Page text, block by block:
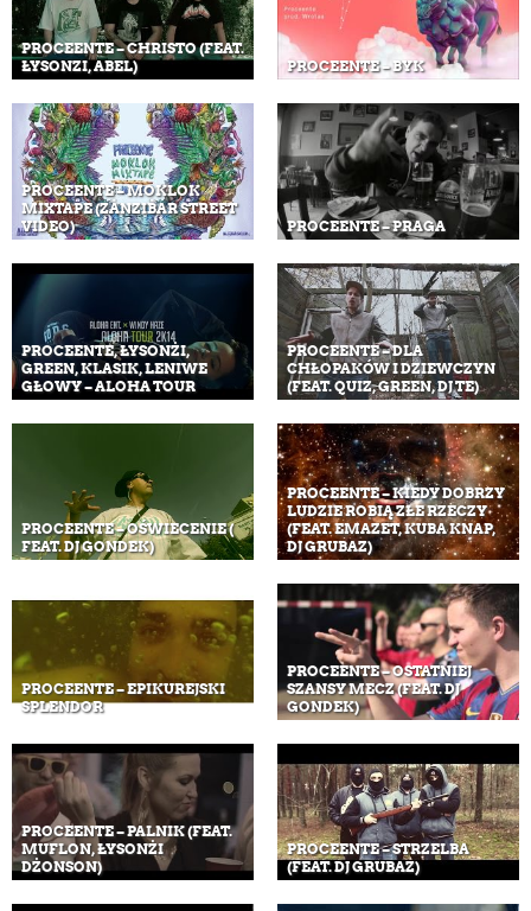
PROCEENTE – CHRISTO (FEAT.
ŁYSONZI, ABEL)
PROCEENTE – BYK
PROCEENTE – MOKLOK
MIXTAPE (ZANZIBAR STREET
VIDEO)
PROCEENTE – PRAGA
PROCEENTE, ŁYSONŻI,
GREEN, KLASIK, LENIWE
GŁOWY – ALOHA TOUR
PROCEENTE – DLA
CHŁOPAKÓW I DZIEWCZYN
(FEAT. QUIZ, GREEN, DJ TE)
PROCEENTE – OŚWIECENIE (
FEAT. DJ GONDEK)
PROCEENTE – KIEDY DOBRZY
LUDZIE ROBIĄ ZŁE RZECZY
(FEAT. EMAZET, KUBA KNAP,
DJ GRUBAZ)
PROCEENTE – EPIKUREJSKI
SPLENDOR
PROCEENTE – OSTATNIEJ
SZANSY MECZ (FEAT. DJ
GONDEK)
PROCEENTE – PALNIK (FEAT.
MUFLON, ŁYSONŻI
DŻONSON)
PROCEENTE – STRZELBA
(FEAT. DJ GRUBAZ)